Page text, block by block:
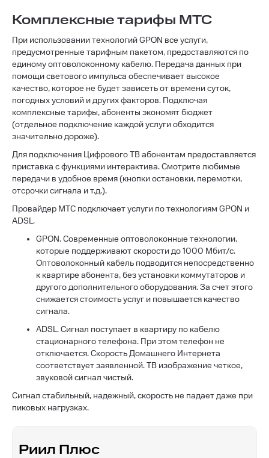
Комплексные тарифы МТС
При использовании технологий GPON все услуги,
предусмотренные тарифным пакетом, предоставляются по
единому оптоволоконному кабелю. Передача данных при
помощи светового импульса обеспечивает высокое
качество, которое не будет зависеть от времени суток,
погодных условий и других факторов. Подключая
комплексные тарифы, абоненты экономят бюджет
(отдельное подключение каждой услуги обходится
значительно дороже).
Для подключения Цифрового ТВ абонентам предоставляется
приставка с функциями интерактива. Смотрите любимые
передачи в удобное время (кнопки остановки, перемотки,
отсрочки сигнала и т.д.).
Провайдер МТС подключает услуги по технологиям GPON и
ADSL.
GPON. Современные оптоволоконные технологии,
которые поддерживают скорости до 1000 Мбит/с.
Оптоволоконный кабель подводится непосредственно
к квартире абонента, без установки коммутаторов и
другого дополнительного оборудования. За счет этого
снижается стоимость услуг и повышается качество
сигнала.
ADSL. Сигнал поступает в квартиру по кабелю
стационарного телефона. При этом телефон не
отключается. Скорость Домашнего Интернета
соответствует заявленной. ТВ изображение четкое,
звуковой сигнал чистый.
Сигнал стабильный, надежный, скорость не падает даже при
пиковых нагрузках.
Риил Плюс